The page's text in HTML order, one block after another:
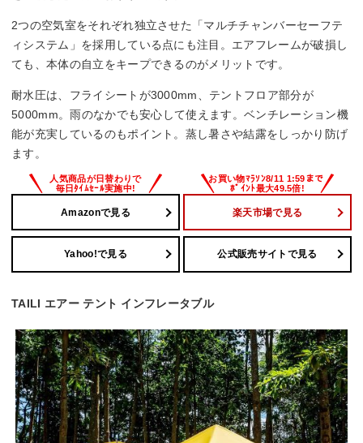
2つの空気室をそれぞれ独立させた「マルチチャンバーセーフテ
ィシステム」を採用している点にも注目。エアフレームが破損し
ても、本体の自立をキープできるのがメリットです。
耐水圧は、フライシートが3000mm、テントフロア部分が
5000mm。雨のなかでも安心して使えます。ベンチレーション機
能が充実しているのもポイント。蒸し暑さや結露をしっかり防げ
ます。
Amazonで見る 楽天市場で見る
Yahoo!で見る 公式販売サイトで見る
TAILI エアー テント インフレータブル